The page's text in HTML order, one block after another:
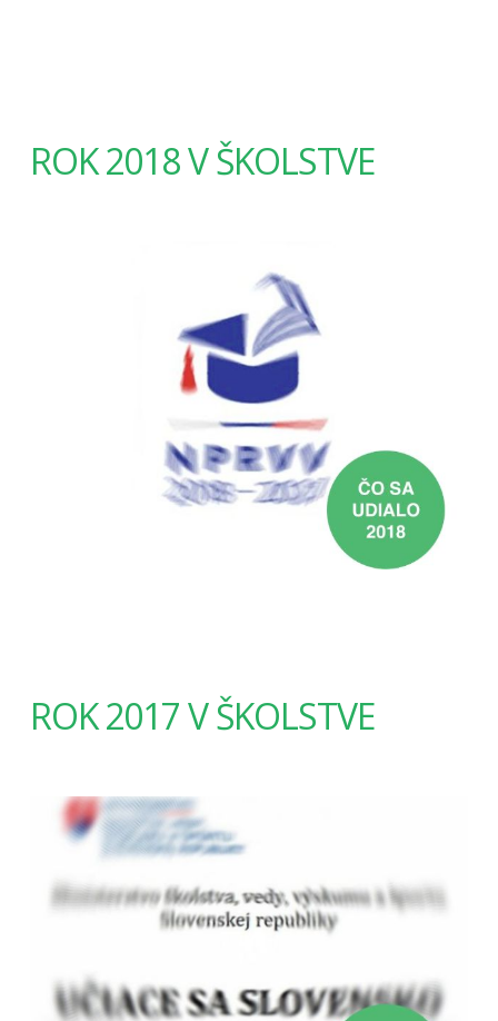
ROK 2018 V ŠKOLSTVE
ROK 2017 V ŠKOLSTVE